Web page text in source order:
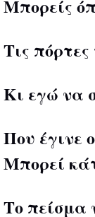
Μπορείς
Τις
Κι εγώ να
Που έγινε
Μπορεί
Το πείσμα